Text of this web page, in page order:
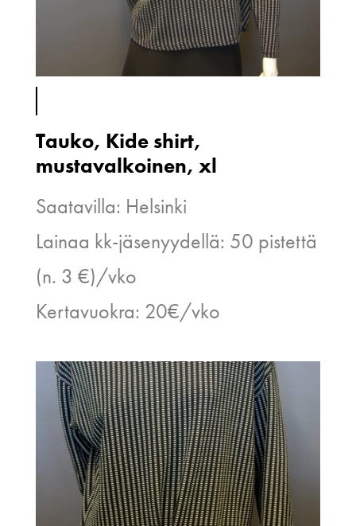
Tauko, Kide shirt,
mustavalkoinen, xl
Saatavilla: Helsinki
Lainaa kk-jäsenyydellä: 50 pistettä
(n. 3 €)/vko
Kertavuokra: 20€/vko